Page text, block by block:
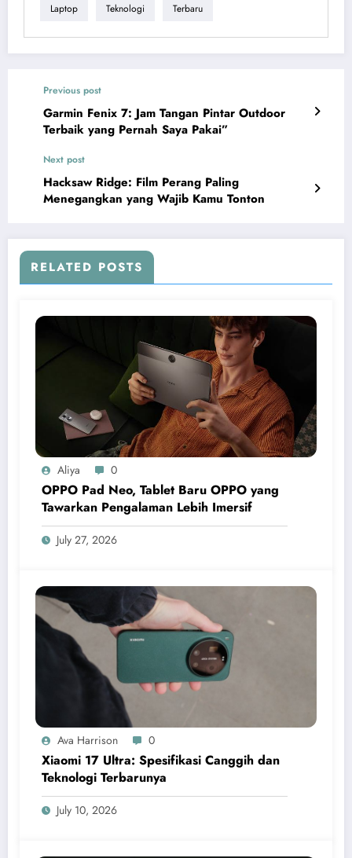
Laptop Teknologi Terbaru
Previous post
Garmin Fenix 7: Jam Tangan Pintar Outdoor
Terbaik yang Pernah Saya Pakai”
Next post
Hacksaw Ridge: Film Perang Paling
Menegangkan yang Wajib Kamu Tonton
RELATED POSTS
Aliya 0
OPPO Pad Neo, Tablet Baru OPPO yang
Tawarkan Pengalaman Lebih Imersif
July 27, 2026
Ava Harrison 0
Xiaomi 17 Ultra: Spesifikasi Canggih dan
Teknologi Terbarunya
July 10, 2026